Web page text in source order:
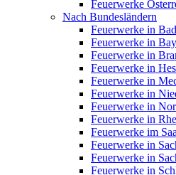
Feuerwerke
Nach Bundesländern
Feuerwerke in
Feuerwerke in
Feuerwerke in
Feuerwerke in
Feuerwerke in
Feuerwerke in
Feuerwerke in
Feuerwerke in
Feuerwerke im
Feuerwerke in
Feuerwerke in
Feuerwerke in